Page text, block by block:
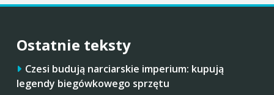
Ostatnie teksty
Czesi budują narciarskie imperium: kupują
legendy biegówkowego sprzętu